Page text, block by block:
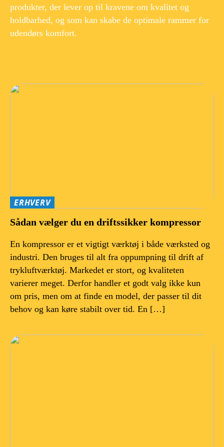
produkter, der lever op til kravene om kvalitet og
holdbarhed, og som kan skabe de optimale rammer for
udendørs komfort.
ERHVERV
Sådan vælger du en driftssikker kompressor
En kompressor er et vigtigt værktøj i både værksted og
industri. Den bruges til alt fra oppumpning til drift af
trykluftværktøj. Markedet er stort, og kvaliteten
varierer meget. Derfor handler et godt valg ikke kun
om pris, men om at finde en model, der passer til dit
behov og kan køre stabilt over tid. En […]